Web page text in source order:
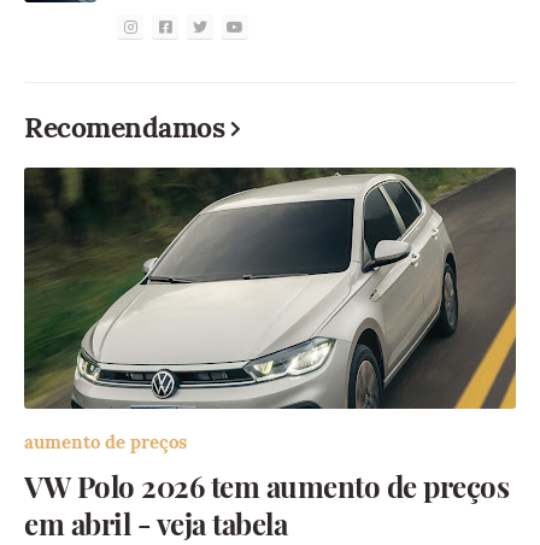
Recomendamos
aumento de preços
VW Polo 2026 tem aumento de preços
em abril - veja tabela